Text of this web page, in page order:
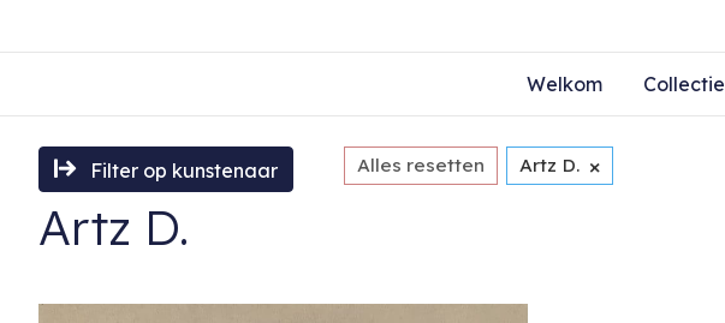
Welkom Collectie
Filter op kunstenaar Alles resetten Artz D. ×
Artz D.